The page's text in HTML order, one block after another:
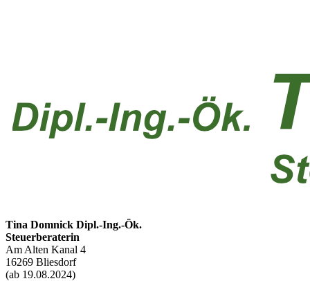
Tina Domnick Dipl.-Ing.-Ök.
Steuerberaterin
Am Alten Kanal 4
16269 Bliesdorf
(ab 19.08.2024)